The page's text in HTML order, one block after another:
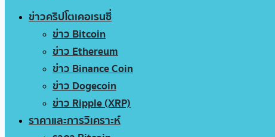
ข่าวคริปโตเคอเรนซี่
ข่าว Bitcoin
ข่าว Ethereum
ข่าว Binance Coin
ข่าว Dogecoin
ข่าว Ripple (XRP)
ราคาและการวิเคราะห์